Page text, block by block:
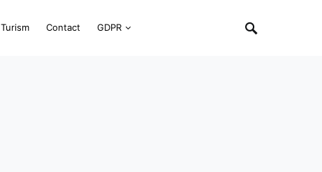
Turism Contact GDPR